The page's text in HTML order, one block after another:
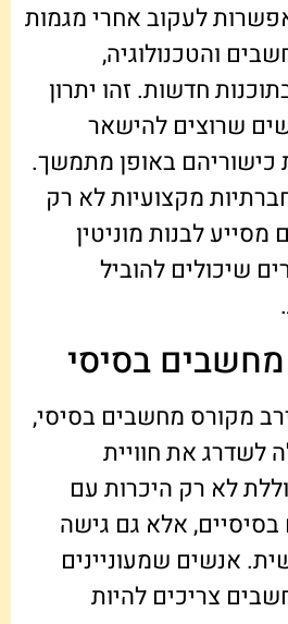
לעקוב אחרי מגמות
והטכנולוגיה,
חדשות. זהו יתרון
שרוצים להישאר
כישוריהם באופן מתמשך.
מקצועיות לא רק
לבנות מוניטין
שיכולים להוביל
בסיסי
מקורס מחשבים בסיסי,
לשדרג את חוויית
לא רק היכרות עם
בסיסיים, אלא גם גישה
אנשים שמעוניינים
צריכים להיות